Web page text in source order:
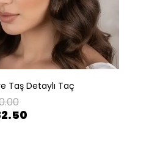
Taş Detaylı Taç